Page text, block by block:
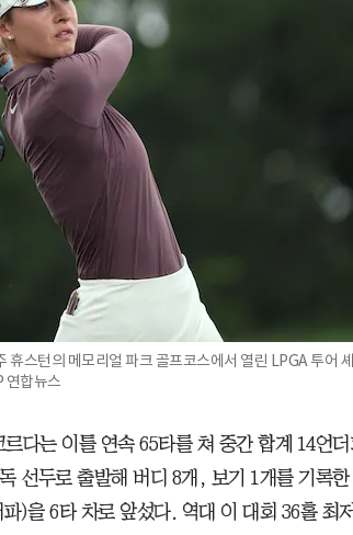
휴스턴의 메모리얼 파크 골프코스에서 열린 LPGA 투어
연합뉴스
다는 이틀 연속 65타를 쳐 중간 합계 14언
선두로 출발해 버디 8개, 보기 1개를 기록한
)을 6타 차로 앞섰다. 역대 이 대회 36홀 최